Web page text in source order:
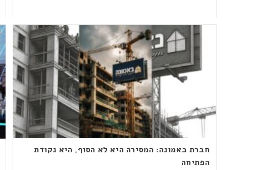
שהתנפצה
לרסיסים
חברת באמונה: המסירה היא לא הסוף, היא נקודת
הפתיחה